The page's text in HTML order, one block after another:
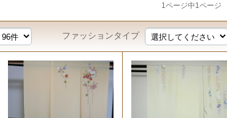
1ページ中1ページ
ファッションタイプ